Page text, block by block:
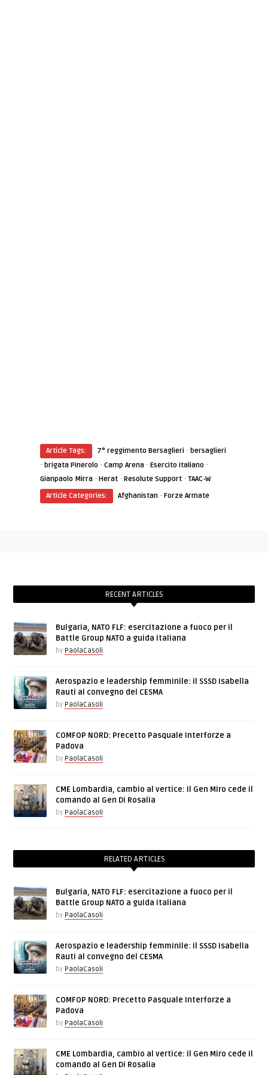
Article Tags: 7° reggimento Bersaglieri ·bersaglieri
·brigata Pinerolo ·Camp Arena ·Esercito Italiano ·
Gianpaolo Mirra ·Herat ·Resolute Support ·TAAC-W
Article Categories:
Afghanistan ·Forze Armate
RECENT ARTICLES
Bulgaria, NATO FLF: esercitazione a fuoco per il
Battle Group NATO a guida italiana
by PaolaCasoli
Aerospazio e leadership femminile: il SSSD Isabella
Rauti al convegno del CESMA
by PaolaCasoli
COMFOP NORD: Precetto Pasquale Interforze a
Padova
by PaolaCasoli
CME Lombardia, cambio al vertice: il Gen Miro cede il
comando al Gen Di Rosalia
by PaolaCasoli
RELATED ARTICLES
Bulgaria, NATO FLF: esercitazione a fuoco per il
Battle Group NATO a guida italiana
by PaolaCasoli
Aerospazio e leadership femminile: il SSSD Isabella
Rauti al convegno del CESMA
by PaolaCasoli
COMFOP NORD: Precetto Pasquale Interforze a
Padova
by PaolaCasoli
CME Lombardia, cambio al vertice: il Gen Miro cede il
comando al Gen Di Rosalia